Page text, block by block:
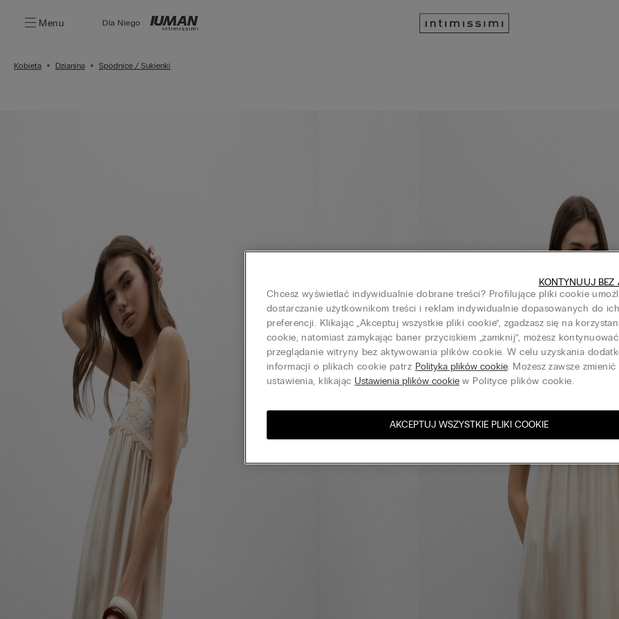
Menu Dla Niego
Kobieta Dzianina Spódnice / Sukienki
Chcesz wyświetlać indywidualnie dobrane treści? Profilujące pliki cookie
dostarczanie użytkownikom treści i reklam indywidualnie dopasowanych do ich
preferencji. Klikając „Akceptuj wszystkie pliki cookie”, zgadzasz się na
cookie, natomiast zamykając baner przyciskiem „zamknij”, możesz kontynuować
przeglądanie witryny bez aktywowania plików cookie. W celu uzyskania
informacji o plikach cookie patrz Polityka plików cookie. Możesz zawsze zmienić
ustawienia, klikając Ustawienia plików cookie w Polityce plików cookie.
AKCEPTUJ WSZYSTKIE PLIKI COOKIE
KONTYNUUJ BEZ